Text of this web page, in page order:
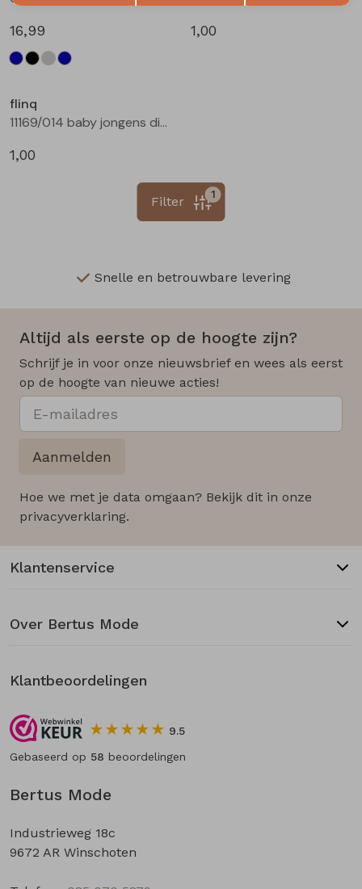
16,99
1,00
flinq
11169/014 baby jongens diversen bleu
1,00
1
Filter
Snelle en betrouwbare levering
Altijd als eerste op de hoogte zijn?
Schrijf je in voor onze nieuwsbrief en wees als eerst
op de hoogte van nieuwe acties!
Aanmelden
Hoe we met je data omgaan? Bekijk dit in onze
privacyverklaring.
Bertus Mode
Industrieweg 18c
9672 AR Winschoten
Klantenservice
Over Bertus Mode
Klantbeoordelingen
9.5
Gebaseerd op 58 beoordelingen